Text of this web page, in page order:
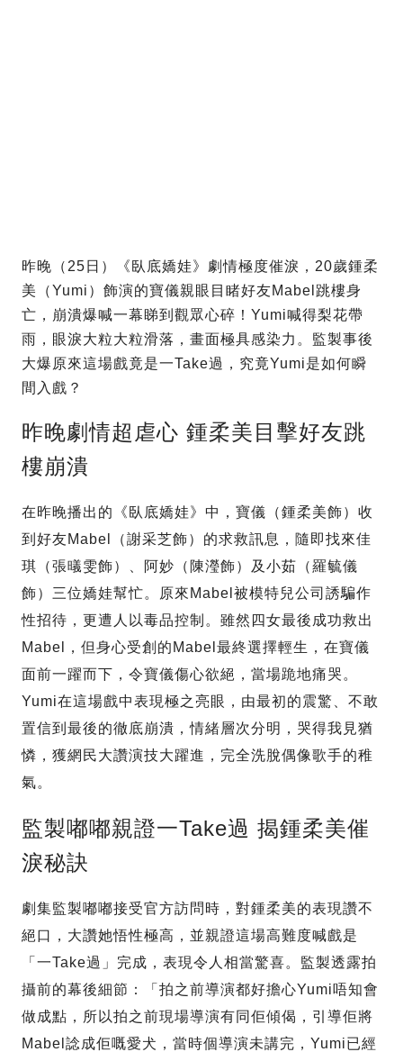
昨晚（25日）《臥底嬌娃》劇情極度催淚，20歲鍾柔
美（Yumi）飾演的寶儀親眼目睹好友Mabel跳樓身
亡，崩潰爆喊一幕睇到觀眾心碎！Yumi喊得梨花帶
雨，眼淚大粒大粒滑落，畫面極具感染力。監製事後
大爆原來這場戲竟是一Take過，究竟Yumi是如何瞬
間入戲？
昨晚劇情超虐心 鍾柔美目擊好友跳
樓崩潰
在昨晚播出的《臥底嬌娃》中，寶儀（鍾柔美飾）收
到好友Mabel（謝采芝飾）的求救訊息，隨即找來佳
琪（張㬢雯飾）、阿妙（陳瀅飾）及小茹（羅毓儀
飾）三位嬌娃幫忙。原來Mabel被模特兒公司誘騙作
性招待，更遭人以毒品控制。雖然四女最後成功救出
Mabel，但身心受創的Mabel最終選擇輕生，在寶儀
面前一躍而下，令寶儀傷心欲絕，當場跪地痛哭。
Yumi在這場戲中表現極之亮眼，由最初的震驚、不敢
置信到最後的徹底崩潰，情緒層次分明，哭得我見猶
憐，獲網民大讚演技大躍進，完全洗脫偶像歌手的稚
氣。
監製嘟嘟親證一Take過 揭鍾柔美催
淚秘訣
劇集監製嘟嘟接受官方訪問時，對鍾柔美的表現讚不
絕口，大讚她悟性極高，並親證這場高難度喊戲是
「一Take過」完成，表現令人相當驚喜。監製透露拍
攝前的幕後細節：「拍之前導演都好擔心Yumi唔知會
做成點，所以拍之前現場導演有同佢傾偈，引導佢將
Mabel諗成佢嘅愛犬，當時個導演未講完，Yumi已經